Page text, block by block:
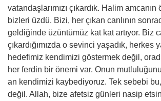
vatandaşlarımızı çıkardık. Halim
bizleri üzdü. Bizi, her çıkan canlının
geldiğinde üzüntümüz kat kat artıyor. Biz
çıkardığımızda o sevinci yaşadık, herkes
hedefimiz kendimizi göstermek değil,
her ferdin bir önemi var. Onun
an kendimizi kaybediyoruz. Tek sebebi
değil. Allah, bize afetsiz günleri nasip